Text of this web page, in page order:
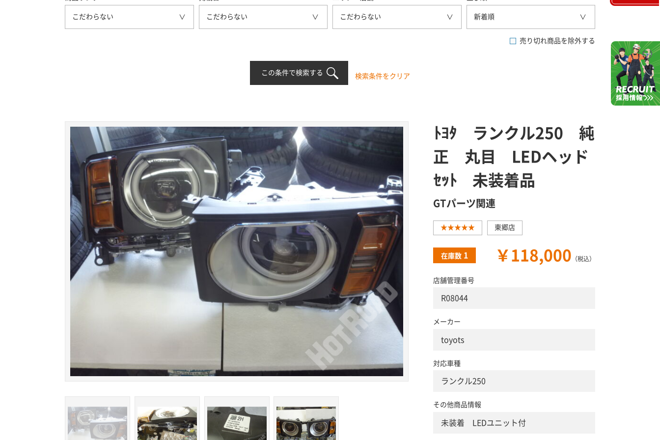
こだわらない こだわらない こだわらない 新着順
売り切れ商品を除外する
この条件で検索する 検索条件をクリア
ﾄﾖﾀ ランクル250 純
正 丸目 LEDヘッド
ｾｯﾄ 未装着品
GTパーツ関連
★★★★★ 東郷店
在庫数 1 ￥118,000 （税込）
店舗管理番号
R08044
メーカー
toyots
対応車種
ランクル250
その他商品情報
未装着 LEDユニット付